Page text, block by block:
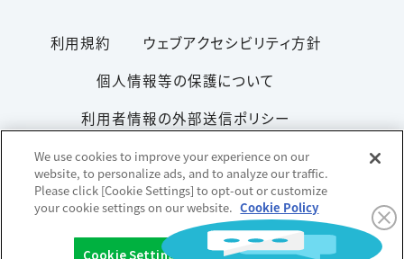
利用規約
ウェブアクセシビリティ方針
個人情報等の保護について
利用者情報の外部送信ポリシー
ソーシャルメディアポリシー
サイトマップ
Copyright© 1996-2026 Lion Corporation. All rights reserved.
We use cookies to improve your experience on our
website, to personalize ads, and to analyze our traffic.
Please click [Cookie Settings] to opt-out or customize
your cookie settings on our website. Cookie Policy
Cookie Settings OK